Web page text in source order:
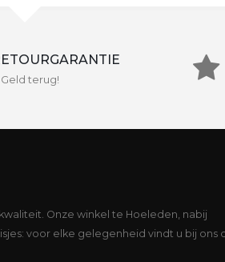
terug!
Onze winkel te Hoeleden, nabij
voor elke gelegenheid vindt u bij ons